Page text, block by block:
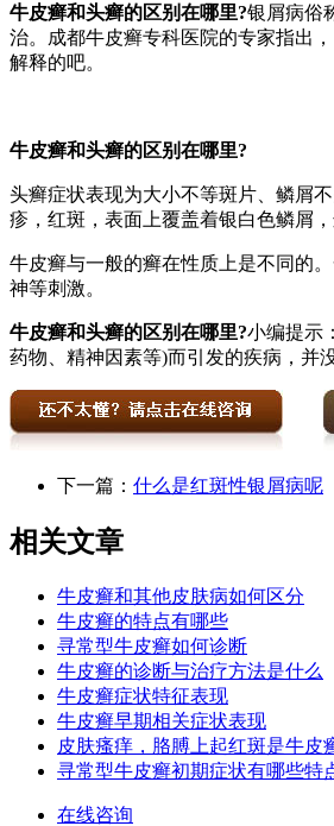
牛皮癣和头癣的区别在哪里?银屑病俗
治。成都牛皮癣专科医院的专家指出
解释的吧。
牛皮癣和头癣的区别在哪里?
头癣症状表现为大小不等斑片、鳞屑
疹，红斑，表面上覆盖着银白色鳞屑
牛皮癣与一般的癣在性质上是不同的
神等刺激。
牛皮癣和头癣的区别在哪里?小编提示
药物、精神因素等)而引发的疾病，并
下一篇： 什么是红斑性银屑病呢
相关文章
牛皮癣和其他皮肤病如何区分
牛皮癣的特点有哪些
寻常型牛皮癣如何诊断
牛皮癣的诊断与治疗方法是什么
牛皮癣症状特征表现
牛皮癣早期相关症状表现
皮肤瘙痒，胳膊上起红斑是牛皮
寻常型牛皮癣初期症状有哪些特
在线咨询